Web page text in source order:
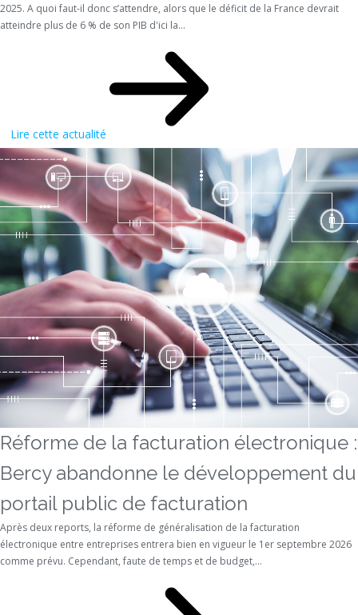
2025. A quoi faut-il donc s’attendre, alors que le déficit de la France devrait
atteindre plus de 6 % de son PIB d'ici la...
Lire cette actualité
Réforme de la facturation électronique :
Bercy abandonne le développement du
portail public de facturation
Après deux reports, la réforme de généralisation de la facturation
électronique entre entreprises entrera bien en vigueur le 1er septembre 2026
comme prévu. Cependant, faute de temps et de budget,...